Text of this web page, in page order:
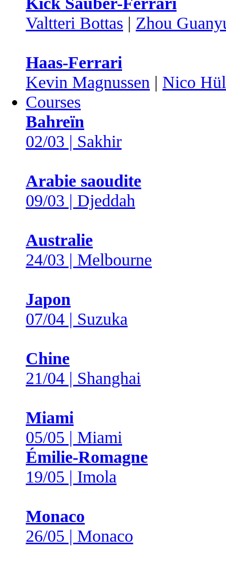
Valtteri Bottas | Zhou
Haas-Ferrari
Kevin Magnussen | Nico
Courses
Bahreïn
02/03 | Sakhir
Arabie saoudite
09/03 | Djeddah
Australie
24/03 | Melbourne
Japon
07/04 | Suzuka
Chine
21/04 | Shanghai
Miami
05/05 | Miami
Émilie-Romagne
19/05 | Imola
Monaco
26/05 | Monaco